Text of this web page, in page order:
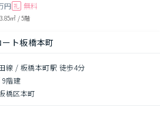
円 礼 無料
㎡ /5階
ート板橋本町
線 / 板橋本町駅 徒歩4分
9階建
橋区本町